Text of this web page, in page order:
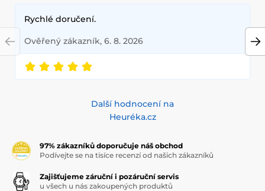
Rychlé doručení.
Ověřený zákazník, 6. 8. 2026
Další hodnocení na
Heuréka.cz
97% zákazníků doporučuje náš obchod
Podívejte se na tisíce recenzí od našich zákazníků
Zajišťujeme záruční i pozáruční servis
u všech u nás zakoupených produktů